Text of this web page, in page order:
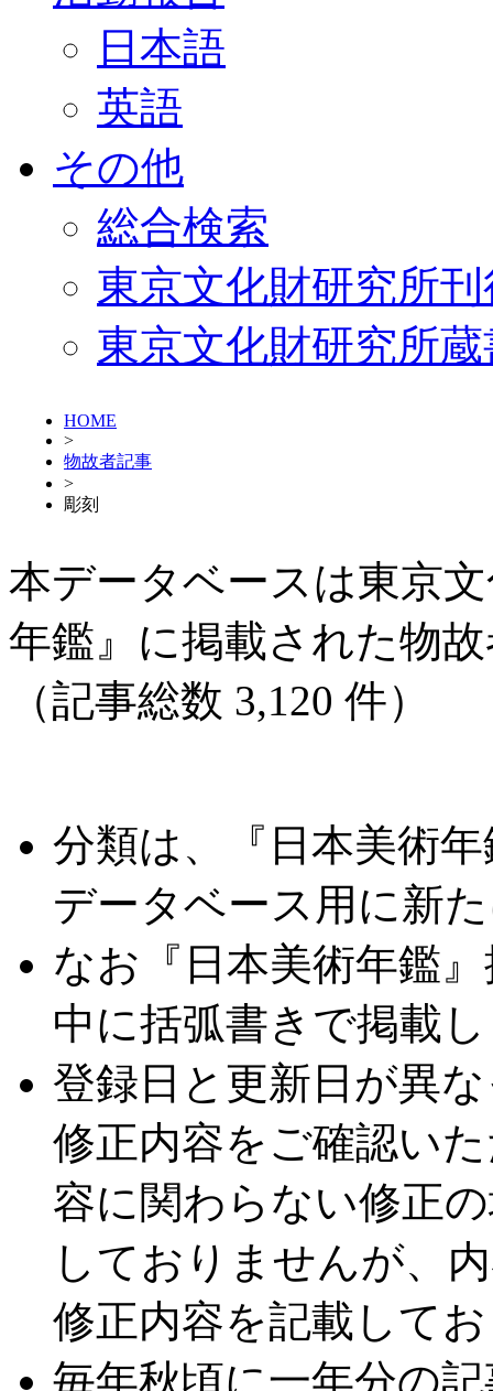
日本語
英語
その他
総合検索
東京文化財研究所
東京文化財研究所
HOME
>
物故者記事
>
彫刻
本データベースは東京
年鑑』に掲載された物
（記事総数 3,120 件）
分類は、『日本美術
データベース用に新
なお『日本美術年鑑
中に括弧書きで掲載
登録日と更新日が異
修正内容をご確認い
容に関わらない修正
しておりませんが、
修正内容を記載して
毎年秋頃に一年分の